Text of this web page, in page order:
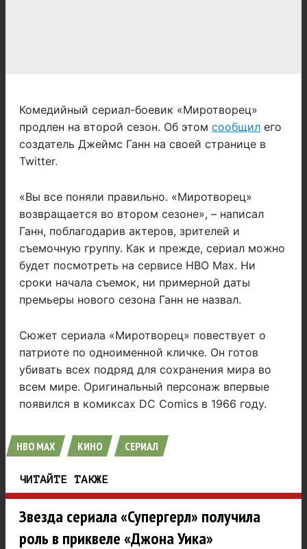
Комедийный сериал-боевик «Миротворец»
продлен на второй сезон. Об этом сообщил его
создатель Джеймс Ганн на своей странице в
Twitter.
«Вы все поняли правильно. «Миротворец»
возвращается во втором сезоне», – написал
Ганн, поблагодарив актеров, зрителей и
съемочную группу. Как и прежде, сериал можно
будет посмотреть на сервисе HBO Max. Ни
сроки начала съемок, ни примерной даты
премьеры нового сезона Ганн не назвал.
Сюжет сериала «Миротворец» повествует о
патриоте по одноименной кличке. Он готов
убивать всех подряд для сохранения мира во
всем мире. Оригинальный персонаж впервые
появился в комиксах DC Comics в 1966 году.
HBO MAX КИНО СЕРИАЛ
ЧИТАЙТЕ ТАКЖЕ
Звезда сериала «Супергерл» получила
роль в приквеле «Джона Уика»